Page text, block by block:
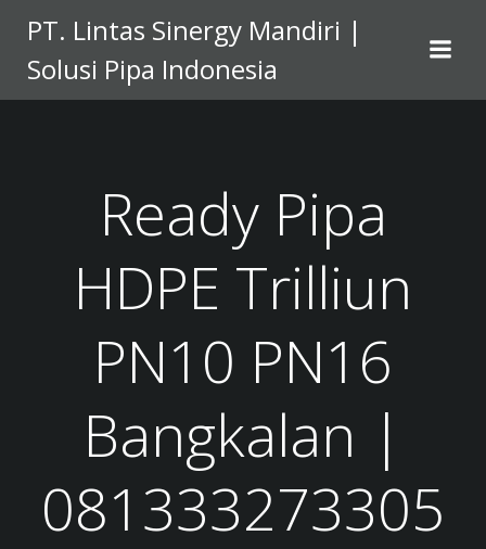
to
content
PT. Lintas Sinergy Mandiri |
Solusi Pipa Indonesia
Ready Pipa
HDPE Trilliun
PN10 PN16
Bangkalan |
081333273305